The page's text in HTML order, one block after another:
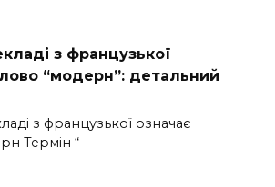
з французької
“модерн”: детальний
з французької означає
Термін “